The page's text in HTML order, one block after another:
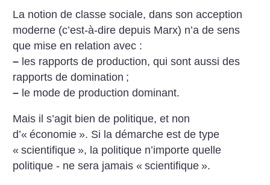
La notion de classe sociale, dans son acception
moderne (c’est-à-dire depuis Marx) n’a de sens
que mise en relation avec :
– les rapports de production, qui sont aussi des
rapports de domination ;
– le mode de production dominant.
Mais il s’agit bien de politique, et non
d’« économie ». Si la démarche est de type
« scientifique », la politique n’importe quelle
politique - ne sera jamais « scientifique ».